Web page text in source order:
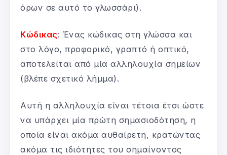
όρων σε αυτό το γλωσσάρι).
Κώδικας: Ένας κώδικας στη γλώσσα και
στο λόγο, προφορικό, γραπτό ή οπτικό,
αποτελείται από μία αλληλουχία σημείων
(βλέπε σχετικό λήμμα).
Αυτή η αλληλουχία είναι τέτοια έτσι ώστε
να υπάρχει μία πρώτη σημασιοδότηση, η
οποία είναι ακόμα αυθαίρετη, κρατώντας
ακόμα τις ιδιότητες του σημαίνοντος